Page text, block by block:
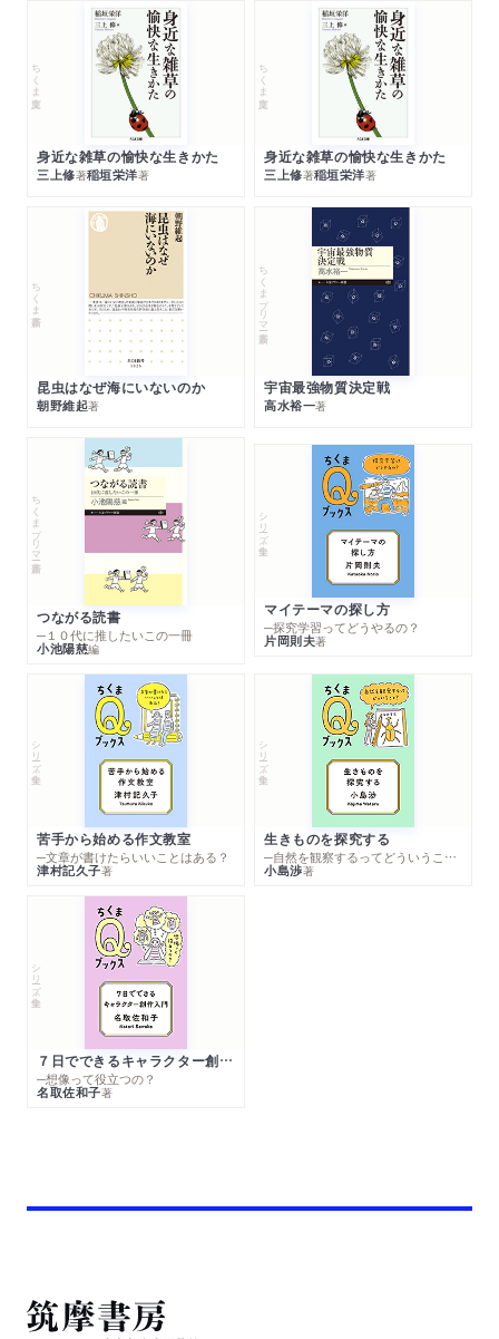
ちくま文庫
身近な雑草の愉快な生きかた
三上修著稲垣栄洋著
ちくま文庫
身近な雑草の愉快な生きかた
三上修著稲垣栄洋著
ちくま新書
昆虫はなぜ海にいないのか
朝野維起著
ちくまプリマー新書
宇宙最強物質決定戦
高水裕一著
ちくまプリマー新書
つながる読書
─１０代に推したいこの一冊
小池陽慈編
シリーズ・全集
マイテーマの探し方
─探究学習ってどうやるの？
片岡則夫著
シリーズ・全集
苦手から始める作文教室
─文章が書けたらいいことはある？
津村記久子著
シリーズ・全集
生きものを探究する
─自然を観察するってどういうこと？
小島渉著
シリーズ・全集
７日でできるキャラクター創作入門
─想像って役立つの？
名取佐和子著